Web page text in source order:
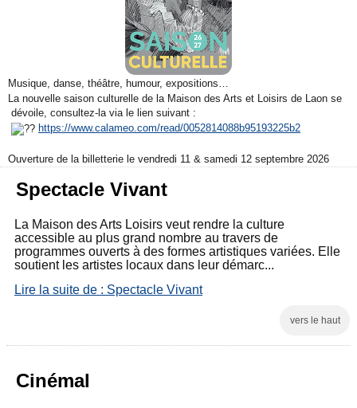
Musique, danse, théâtre, humour, expositions…
La nouvelle saison culturelle de la Maison des Arts et Loisirs de Laon se
dévoile, consultez-la via le lien suivant :
https://www.calameo.com/read/0052814088b95193225b2
Ouverture de la billetterie le vendredi 11 & samedi 12 septembre 2026
Spectacle Vivant
La Maison des Arts Loisirs veut rendre la culture
accessible au plus grand nombre au travers de
programmes ouverts à des formes artistiques variées. Elle
soutient les artistes locaux dans leur démarc...
Lire la suite de : Spectacle Vivant
vers le haut
Cinémal